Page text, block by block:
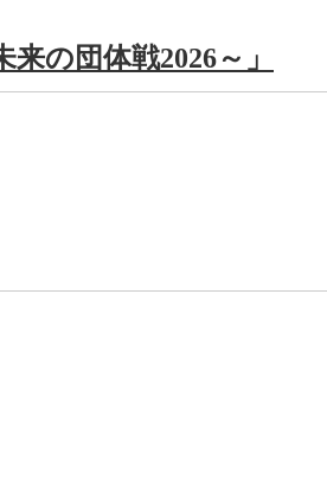
の団体戦2026～」